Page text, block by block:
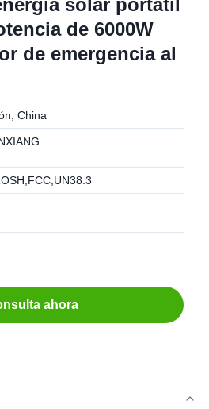
solar portátil
de 6000W
de emergencia al
China
ahora